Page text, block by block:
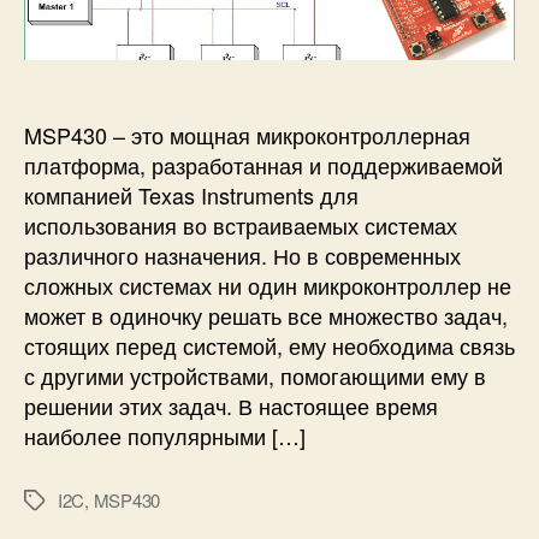
п
с
и
С
з
п
о
и
н
т
е
р
е
й
MSP430 – это мощная микроконтроллерная
платформа, разработанная и поддерживаемой
компанией Texas Instruments для
использования во встраиваемых системах
различного назначения. Но в современных
сложных системах ни один микроконтроллер не
может в одиночку решать все множество задач,
стоящих перед системой, ему необходима связь
с другими устройствами, помогающими ему в
решении этих задач. В настоящее время
наиболее популярными […]
М
I2C, MSP430